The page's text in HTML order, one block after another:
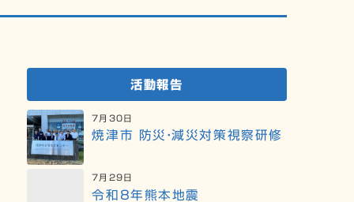
活動報告
7月30日
焼津市 防災・減災対策視察研修
7月29日
令和8年熊本地震